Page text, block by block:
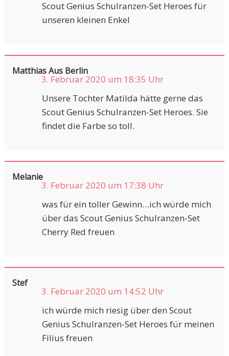
Scout Genius Schulranzen-Set Heroes für
unseren kleinen Enkel
Matthias Aus Berlin
3. Februar 2020 um 18:35 Uhr
Unsere Tochter Matilda hätte gerne das
Scout Genius Schulranzen-Set Heroes. Sie
findet die Farbe so toll.
Melanie
3. Februar 2020 um 17:38 Uhr
was für ein toller Gewinn…ich würde mich
über das Scout Genius Schulranzen-Set
Cherry Red freuen
Stef
3. Februar 2020 um 14:52 Uhr
ich würde mich riesig über den Scout
Genius Schulranzen-Set Heroes für meinen
Filius freuen